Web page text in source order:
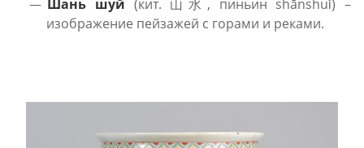
Шань шуй (кит. 山水, пиньин shānshuǐ) –
изображение пейзажей с горами и реками.